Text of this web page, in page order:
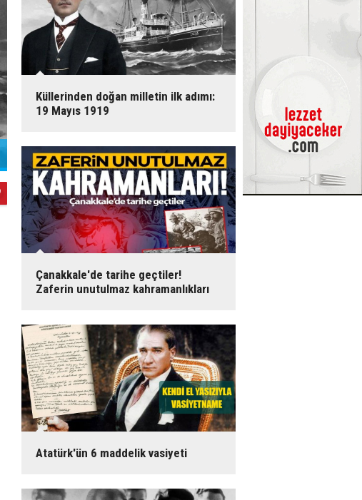
Küllerinden doğan milletin ilk adımı:
19 Mayıs 1919
Çanakkale'de tarihe geçtiler!
Zaferin unutulmaz kahramanlıkları
Atatürk'ün 6 maddelik vasiyeti